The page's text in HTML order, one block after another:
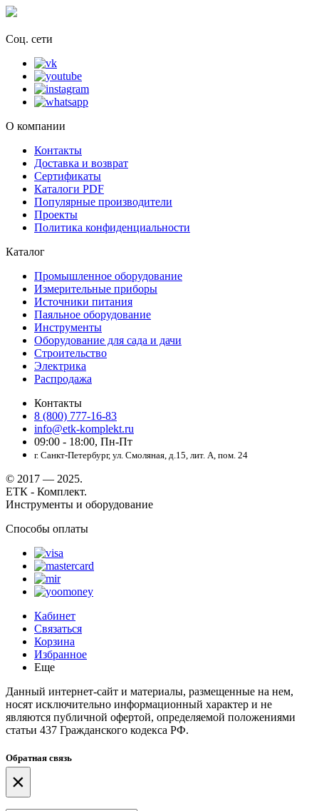
Соц. сети
О компании
Контакты
Доставка и возврат
Сертификаты
Каталоги PDF
Популярные производители
Проекты
Политика конфиденциальности
Каталог
Промышленное оборудование
Измерительные приборы
Источники питания
Паяльное оборудование
Инструменты
Оборудование для сада и дачи
Строительство
Электрика
Распродажа
Контакты
8 (800) 777-16-83
info@etk-komplekt.ru
09:00 - 18:00, Пн-Пт
г. Санкт-Петербург, ул. Смоляная, д.15, лит. А, пом. 24
© 2017 — 2025.
ЕТК - Комплект.
Инструменты и оборудование
Способы оплаты
Кабинет
Связаться
Корзина
Избранное
Еще
Данный интернет-сайт и материалы, размещенные на нем,
носят исключительно информационный характер и не
являются публичной офертой, определяемой положениями
статьи 437 Гражданского кодекса РФ.
Обратная связь
×